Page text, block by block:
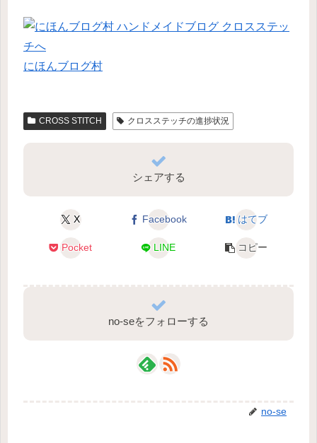
にほんブログ村
CROSS STITCH クロスステッチの進捗状況
シェアする
X Facebook はてブ
Pocket LINE コピー
no-seをフォローする
no-se